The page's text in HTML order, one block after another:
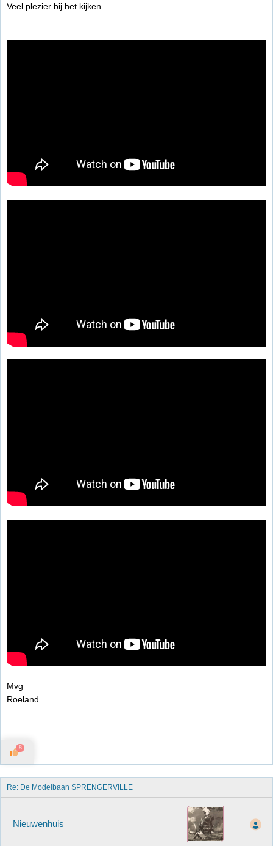
Veel plezier bij het kijken.
Mvg
Roeland
8
Re: De Modelbaan SPRENGERVILLE
Nieuwenhuis